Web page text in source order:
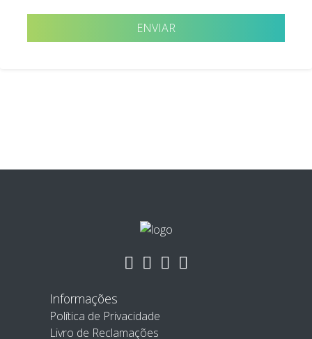
Informações
Política de Privacidade
Livro de Reclamações